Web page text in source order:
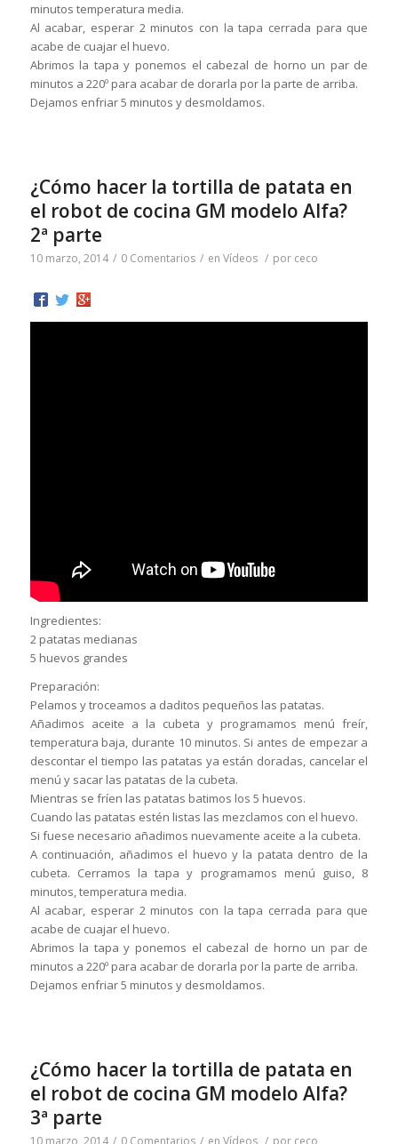
minutos temperatura media.
Al acabar, esperar 2 minutos con la tapa cerrada para que
acabe de cuajar el huevo.
Abrimos la tapa y ponemos el cabezal de horno un par de
minutos a 220º para acabar de dorarla por la parte de arriba.
Dejamos enfriar 5 minutos y desmoldamos.
¿Cómo hacer la tortilla de patata en
el robot de cocina GM modelo Alfa?
2ª parte
10 marzo, 2014 / 0 Comentarios / en Vídeos / por ceco
Ingredientes:
2 patatas medianas
5 huevos grandes
Preparación:
Pelamos y troceamos a daditos pequeños las patatas.
Añadimos aceite a la cubeta y programamos menú freír,
temperatura baja, durante 10 minutos. Si antes de empezar a
descontar el tiempo las patatas ya están doradas, cancelar el
menú y sacar las patatas de la cubeta.
Mientras se fríen las patatas batimos los 5 huevos.
Cuando las patatas estén listas las mezclamos con el huevo.
Si fuese necesario añadimos nuevamente aceite a la cubeta.
A continuación, añadimos el huevo y la patata dentro de la
cubeta. Cerramos la tapa y programamos menú guiso, 8
minutos, temperatura media.
Al acabar, esperar 2 minutos con la tapa cerrada para que
acabe de cuajar el huevo.
Abrimos la tapa y ponemos el cabezal de horno un par de
minutos a 220º para acabar de dorarla por la parte de arriba.
Dejamos enfriar 5 minutos y desmoldamos.
¿Cómo hacer la tortilla de patata en
el robot de cocina GM modelo Alfa?
3ª parte